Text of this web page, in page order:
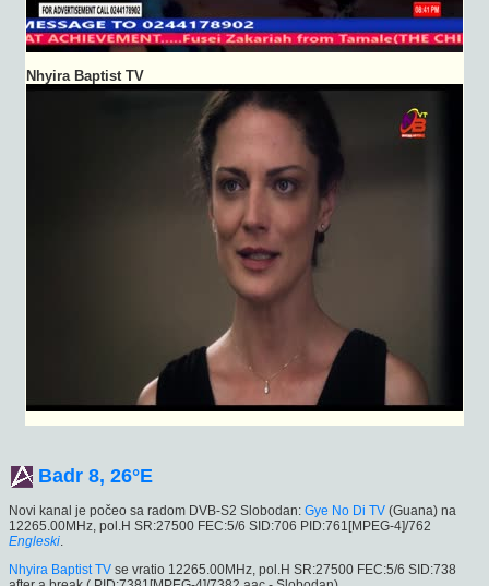
Nhyira Baptist TV
Badr 8, 26°E
Novi kanal je počeo sa radom DVB-S2 Slobodan: Gye No Di TV (Guana) na
12265.00MHz, pol.H SR:27500 FEC:5/6 SID:706 PID:761[MPEG-4]/762
Engleski.
Nhyira Baptist TV se vratio 12265.00MHz, pol.H SR:27500 FEC:5/6 SID:738